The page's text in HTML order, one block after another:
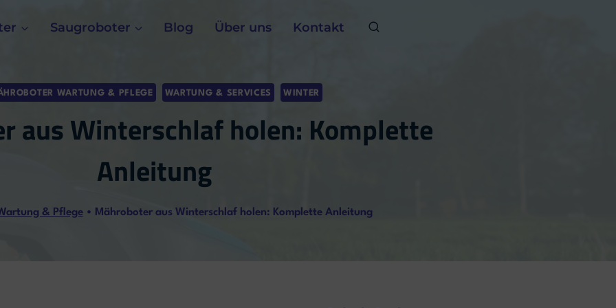
Saugroboter Blog Über uns Kontakt
WARTUNG & PFLEGE WARTUNG & SERVICES WINTER
aus Winterschlaf holen: Komplette
Anleitung
& Pflege• Mähroboter aus Winterschlaf holen: Komplette Anleitung